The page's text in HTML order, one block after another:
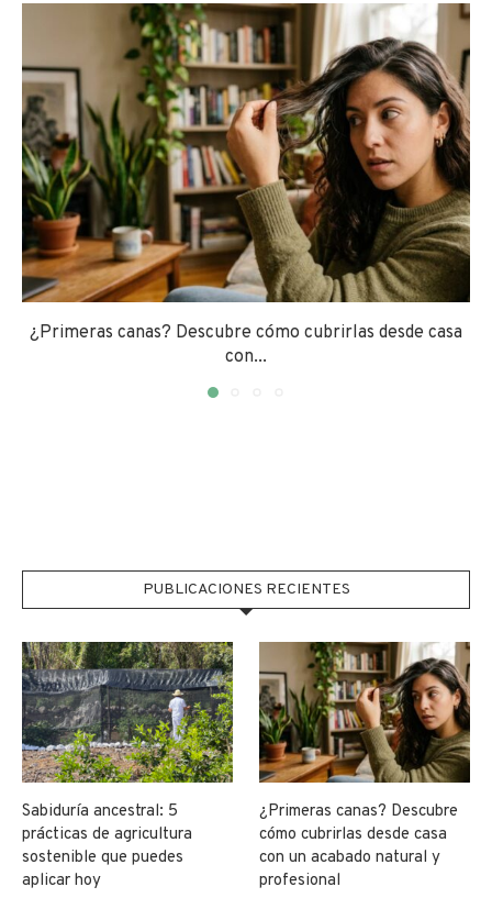
¿Primeras canas? Descubre cómo cubrirlas desde casa
con...
PUBLICACIONES RECIENTES
Sabiduría ancestral: 5
prácticas de agricultura
sostenible que puedes
aplicar hoy
¿Primeras canas? Descubre
cómo cubrirlas desde casa
con un acabado natural y
profesional